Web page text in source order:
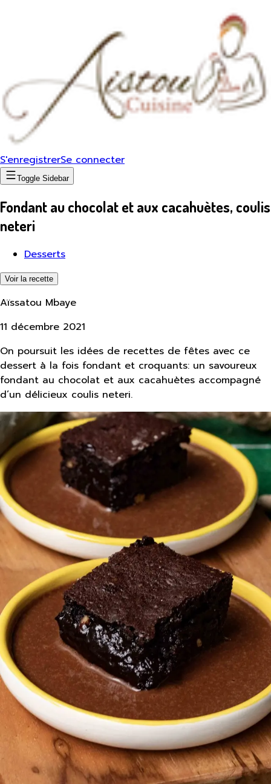
S'enregistrerSe connecter
Toggle Sidebar
Fondant au chocolat et aux cacahuètes, coulis
neteri
Desserts
Voir la recette
Aïssatou Mbaye
11 décembre 2021
On poursuit les idées de recettes de fêtes avec ce
dessert à la fois fondant et croquants: un savoureux
fondant au chocolat et aux cacahuètes accompagné
d’un délicieux coulis neteri.